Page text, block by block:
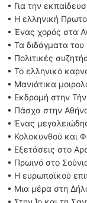
• Για την
• Η ελληνική
• Ένας χορός στα
• Τα διδάγματα του
• Πολιτικές
• Το ελληνικό
• Μανιάτικα
• Εκδρομή στην
• Πάσχα στην
• Ένας
• Κολοκυνθού και
• Εξετάσεις στο
• Πρωινό στο
• Η ευρωπαϊκού
• Μια μέρα στη